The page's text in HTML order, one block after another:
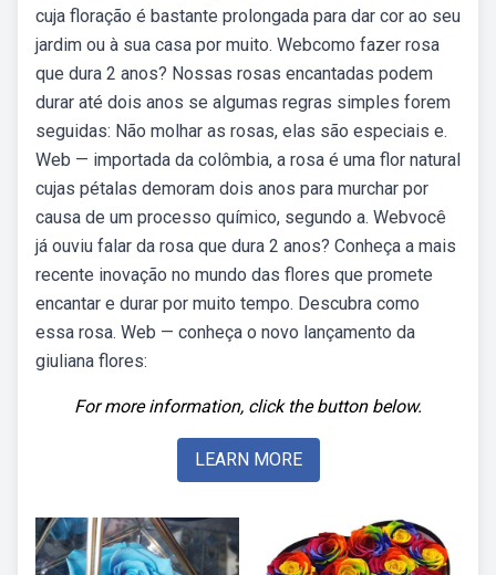
cuja floração é bastante prolongada para dar cor ao seu
jardim ou à sua casa por muito. Webcomo fazer rosa
que dura 2 anos? Nossas rosas encantadas podem
durar até dois anos se algumas regras simples forem
seguidas: Não molhar as rosas, elas são especiais e.
Web — importada da colômbia, a rosa é uma flor natural
cujas pétalas demoram dois anos para murchar por
causa de um processo químico, segundo a. Webvocê
já ouviu falar da rosa que dura 2 anos? Conheça a mais
recente inovação no mundo das flores que promete
encantar e durar por muito tempo. Descubra como
essa rosa. Web — conheça o novo lançamento da
giuliana flores:
For more information, click the button below.
LEARN MORE